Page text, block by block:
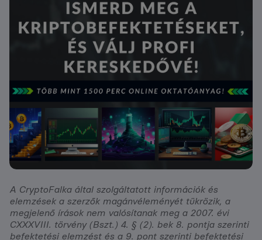
A CryptoFalka által szolgáltatott információk és
elemzések a szerzők magánvéleményét tükrözik, a
megjelenő írások nem valósítanak meg a 2007. évi
CXXXVIII. törvény (Bszt.) 4. § (2). bek 8. pontja szerinti
befektetési elemzést és a 9. pont szerinti befektetési